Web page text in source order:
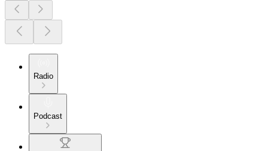
Radio
Podcast